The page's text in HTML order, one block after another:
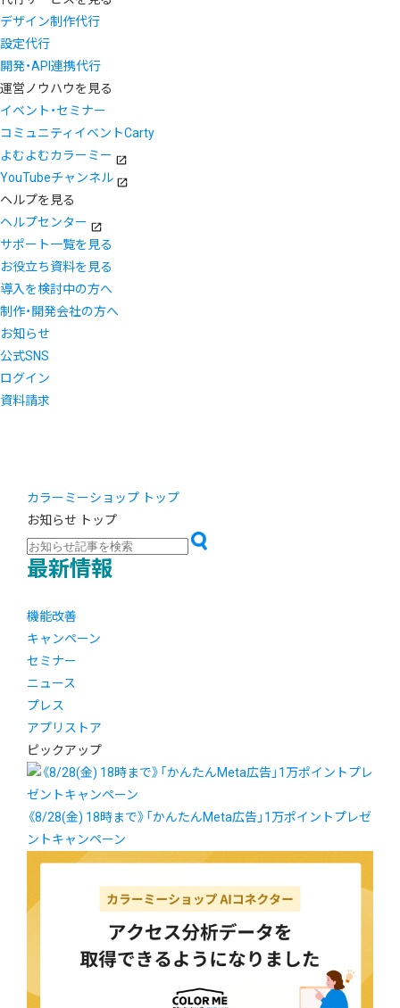
デザイン制作代行
設定代行
開発・API連携代行
運営ノウハウを見る
イベント・セミナー
コミュニティイベントCarty
よむよむカラーミー
YouTubeチャンネル
ヘルプを見る
ヘルプセンター
サポート一覧を見る
お役立ち資料を見る
導入を検討中の方へ
制作・開発会社の方へ
お知らせ
公式SNS
ログイン
資料請求
カラーミーショップ トップ
お知らせ トップ
最新情報
機能改善
キャンペーン
セミナー
ニュース
プレス
アプリストア
ピックアップ
《8/28(金) 18時まで》「かんたんMeta広告」1万ポイントプレゼ
ントキャンペーン